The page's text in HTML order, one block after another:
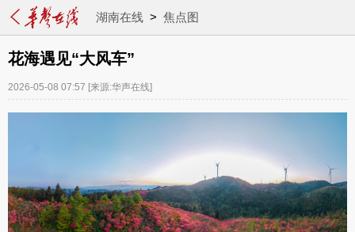
湖南在线> 焦点图
花海遇见“大风车”
2026-05-08 07:57 [来源:华声在线]